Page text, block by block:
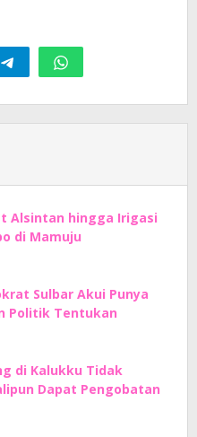
Alsintan hingga Irigasi
di Mamuju
Sulbar Akui Punya
Politik Tentukan
di Kalukku Tidak
Dapat Pengobatan